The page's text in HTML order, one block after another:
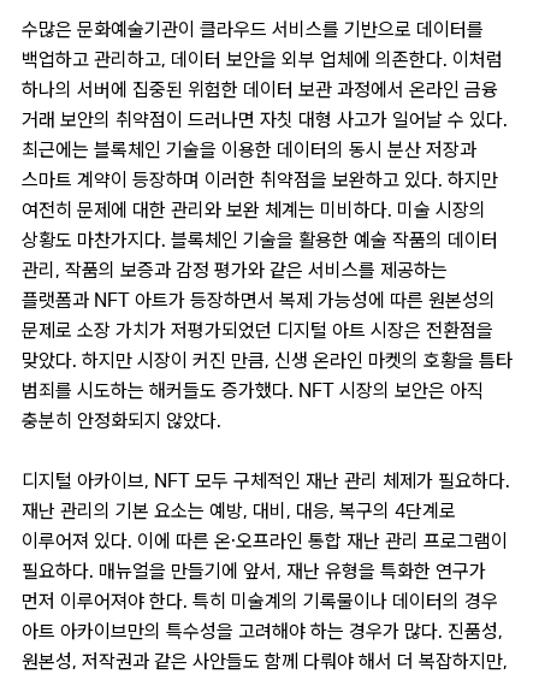
수많은 문화예술기관이 클라우드 서비스를 기반으로 데이터를
백업하고 관리하고, 데이터 보안을 외부 업체에 의존한다. 이처럼
하나의 서버에 집중된 위험한 데이터 보관 과정에서 온라인 금융
거래 보안의 취약점이 드러나면 자칫 대형 사고가 일어날 수 있다.
최근에는 블록체인 기술을 이용한 데이터의 동시 분산 저장과
스마트 계약이 등장하며 이러한 취약점을 보완하고 있다. 하지만
여전히 문제에 대한 관리와 보완 체계는 미비하다. 미술 시장의
상황도 마찬가지다. 블록체인 기술을 활용한 예술 작품의 데이터
관리, 작품의 보증과 감정 평가와 같은 서비스를 제공하는
플랫폼과 NFT 아트가 등장하면서 복제 가능성에 따른 원본성의
문제로 소장 가치가 저평가되었던 디지털 아트 시장은 전환점을
맞았다. 하지만 시장이 커진 만큼, 신생 온라인 마켓의 호황을 틈타
범죄를 시도하는 해커들도 증가했다. NFT 시장의 보안은 아직
충분히 안정화되지 않았다.
디지털 아카이브, NFT 모두 구체적인 재난 관리 체제가 필요하다.
재난 관리의 기본 요소는 예방, 대비, 대응, 복구의 4단계로
이루어져 있다. 이에 따른 온·오프라인 통합 재난 관리 프로그램이
필요하다. 매뉴얼을 만들기에 앞서, 재난 유형을 특화한 연구가
먼저 이루어져야 한다. 특히 미술계의 기록물이나 데이터의 경우
아트 아카이브만의 특수성을 고려해야 하는 경우가 많다. 진품성,
원본성, 저작권과 같은 사안들도 함께 다뤄야 해서 더 복잡하지만,